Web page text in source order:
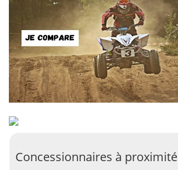
Concessionnaires à proximité